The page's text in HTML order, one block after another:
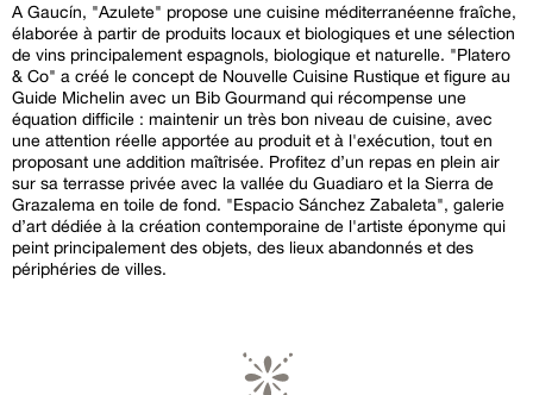
A Gaucín, "Azulete" propose une cuisine méditerranéenne fraîche,
élaborée à partir de produits locaux et biologiques et une sélection
de vins principalement espagnols, biologique et naturelle. "Platero
& Co" a créé le concept de Nouvelle Cuisine Rustique et figure au
Guide Michelin avec un Bib Gourmand qui récompense une
équation difficile : maintenir un très bon niveau de cuisine, avec
une attention réelle apportée au produit et à l'exécution, tout en
proposant une addition maîtrisée. Profitez d’un repas en plein air
sur sa terrasse privée avec la vallée du Guadiaro et la Sierra de
Grazalema en toile de fond. "Espacio Sánchez Zabaleta", galerie
d’art dédiée à la création contemporaine de l'artiste éponyme qui
peint principalement des objets, des lieux abandonnés et des
périphéries de villes.